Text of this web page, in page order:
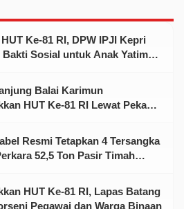
Ke-81 RI, DPW IPJI Kepri
Bakti Sosial untuk Anak Yatim
Balai Karimun
HUT Ke-81 RI Lewat Pekan
Resmi Tetapkan 4 Tersangka
52,5 Ton Pasir Timah
HUT Ke-81 RI, Lapas Batang
Pegawai dan Warga Binaan